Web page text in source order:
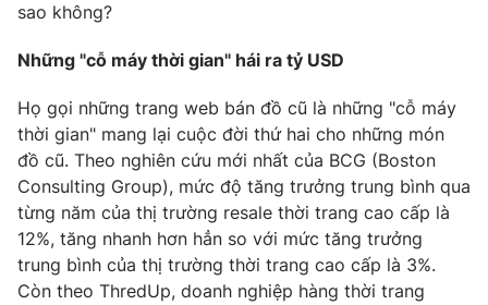
sao không?
Những "cỗ máy thời gian" hái ra tỷ USD
Họ gọi những trang web bán đồ cũ là những "cỗ máy
thời gian" mang lại cuộc đời thứ hai cho những món
đồ cũ. Theo nghiên cứu mới nhất của BCG (Boston
Consulting Group), mức độ tăng trưởng trung bình qua
từng năm của thị trường resale thời trang cao cấp là
12%, tăng nhanh hơn hẳn so với mức tăng trưởng
trung bình của thị trường thời trang cao cấp là 3%.
Còn theo ThredUp, doanh nghiệp hàng thời trang